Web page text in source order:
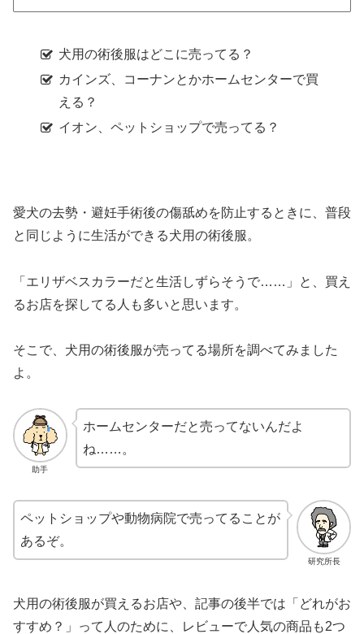
犬用の術後服はどこに売ってる？
カインズ、コーナンとかホームセンターで買
える？
イオン、ペットショップで売ってる？
愛犬の去勢・避妊手術後の傷舐めを防止するときに、普段
と同じように生活ができる犬用の術後服。
「エリザベスカラーだと生活しずらそうで……」と、買え
るお店を探してる人も多いと思います。
そこで、犬用の術後服が売ってる場所を調べてみました
よ。
助手
ホームセンターだと売ってないんだよ
ね……。
研究所長
ペットショップや動物病院で売ってることが
あるぞ。
犬用の術後服が買えるお店や、記事の後半では「どれがお
すすめ？」って人のために、レビューで人気の商品も2つ